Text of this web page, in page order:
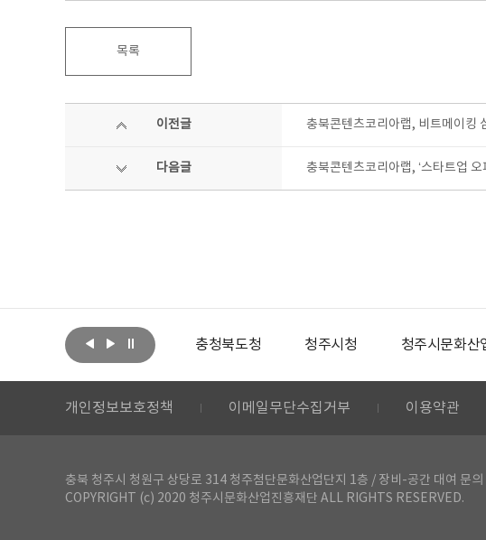
목록
이전글 충북콘텐츠코리아랩, 비트메이킹
다음글 충북콘텐츠코리아랩, ‘스타트업 오
문화체육관광부 충청북도청 청주시청 청주시문화산
개인정보보호정책 이메일무단수집거부 이용약관
충북 청주시 청원구 상당로 314 청주첨단문화산업단지 1층 / 장비-공간 대
COPYRIGHT (c) 2020 청주시문화산업진흥재단 ALL RIGHTS RESERVED.